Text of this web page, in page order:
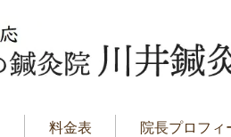
料金表 院長プロフィ